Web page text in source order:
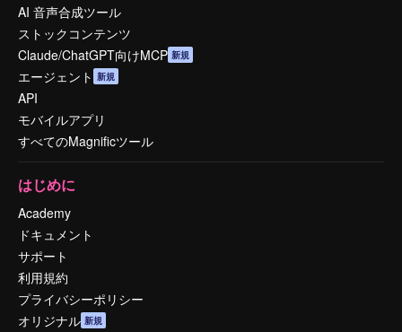
AI 音声合成ツール
ストックコンテンツ
Claude/ChatGPT向けMCP 新規
エージェント 新規
API
モバイルアプリ
すべてのMagnificツール
はじめに
Academy
ドキュメント
サポート
利用規約
プライバシーポリシー
オリジナル 新規